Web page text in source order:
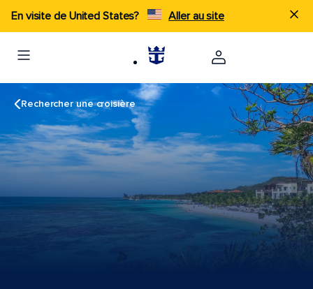
En visite de United States? Aller au site
Rechercher une croisière